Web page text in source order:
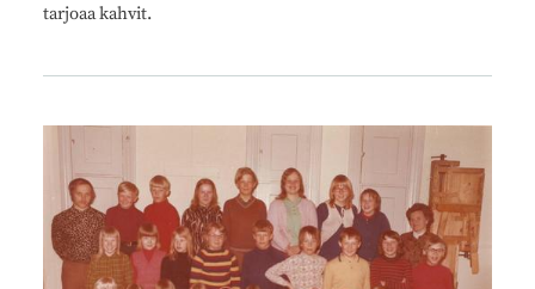
tarjoaa kahvit.